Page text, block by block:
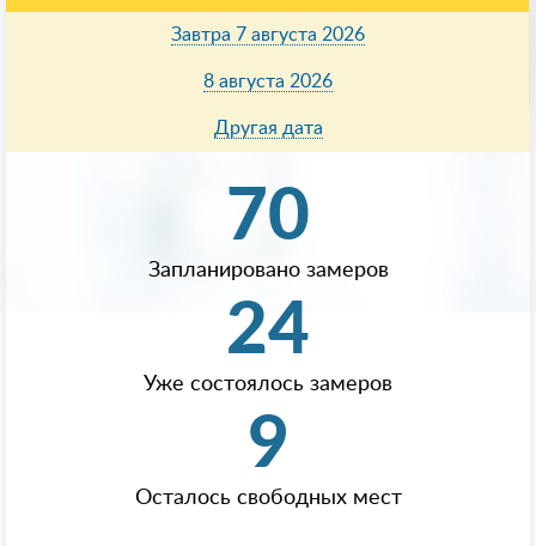
Завтра 7 августа 2026
8 августа 2026
Другая дата
70
Запланировано замеров
24
Уже состоялось замеров
9
Осталось свободных мест